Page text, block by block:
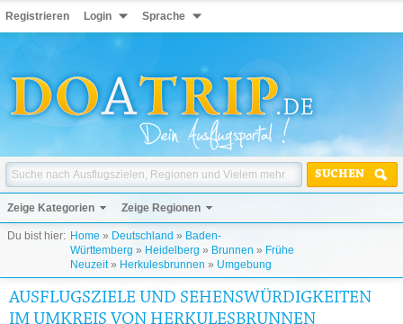
Registrieren Login Sprache
SUCHEN
Zeige Kategorien Zeige Regionen
Du bist hier: Home » Deutschland » Baden-
Württemberg » Heidelberg » Brunnen » Frühe
Neuzeit» Herkulesbrunnen » Umgebung
AUSFLUGSZIELE UND SEHENSWÜRDIGKEITEN
IM UMKREIS VON HERKULESBRUNNEN